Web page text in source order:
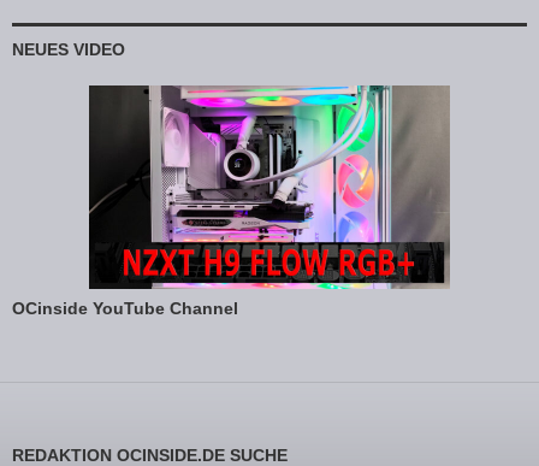
NEUES VIDEO
OCinside YouTube Channel
REDAKTION OCINSIDE.DE SUCHE